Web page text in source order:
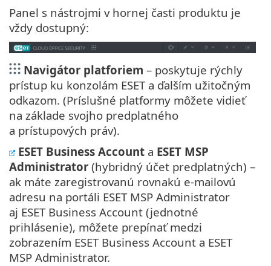
Panel s nástrojmi v hornej časti produktu je
vždy dostupný:
Navigátor platforiem – poskytuje rýchly
prístup ku konzolám ESET a ďalším užitočným
odkazom. (Príslušné platformy môžete vidieť
na základe svojho predplatného
a prístupových práv).
ESET Business Account a ESET MSP
Administrator (hybridný účet predplatných) –
ak máte zaregistrovanú rovnakú e‑mailovú
adresu na portáli ESET MSP Administrator
aj ESET Business Account (jednotné
prihlásenie), môžete prepínať medzi
zobrazením ESET Business Account a ESET
MSP Administrator.